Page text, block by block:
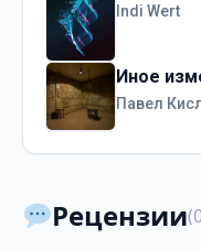
Indi Wert
Иное
Павел
Рецензии